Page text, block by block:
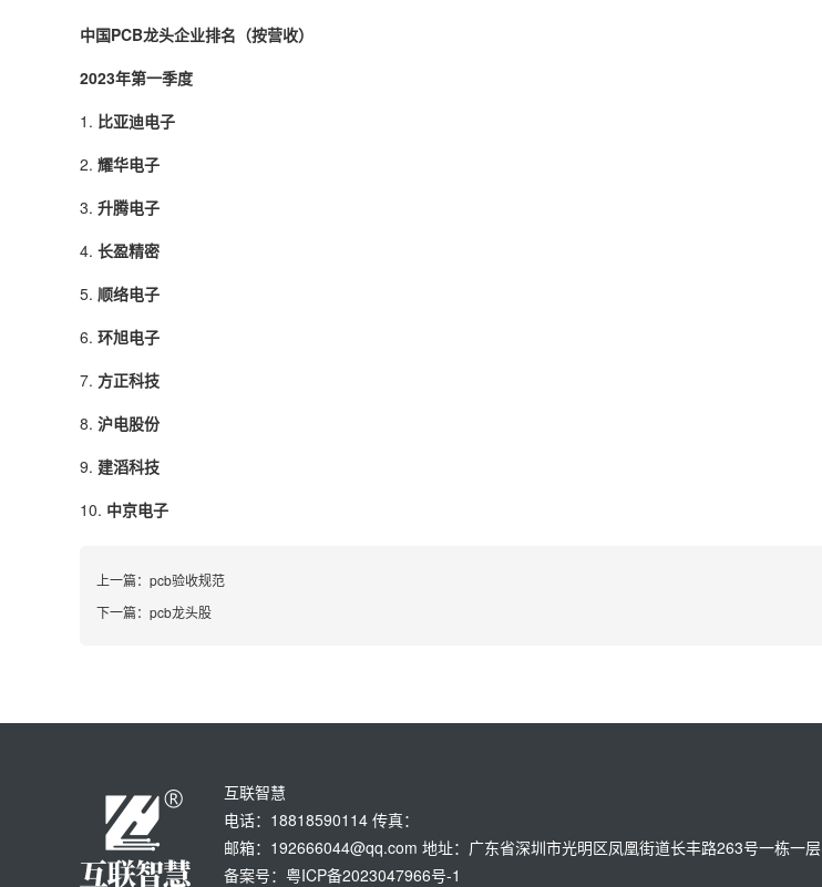
中国PCB龙头企业排名（按营收）
2023年第一季度
1. 比亚迪电子
2. 耀华电子
3. 升腾电子
4. 长盈精密
5. 顺络电子
6. 环旭电子
7. 方正科技
8. 沪电股份
9. 建滔科技
10. 中京电子
上一篇： pcb验收规范
下一篇： pcb龙头股
互联智慧
电话：18818590114 传真：
邮箱：192666044@qq.com 地址：广东省深圳市光明区凤凰街道长丰路263号一栋一层
备案号：粤ICP备2023047966号-1